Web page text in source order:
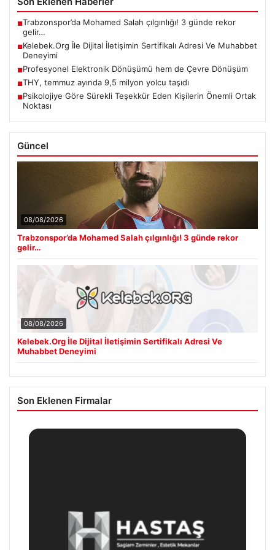
■Trabzonspor’da Mohamed Salah çılgınlığı! 3 günde rekor
gelir…
■Kelebek.Org İle Dijital İletişimin Sertifikalı Adresi Ve Muhabbet
Deneyimi
■Profesyonel Elektronik Dönüşümü hem de Çevre Dönüşüm
■THY, temmuz ayında 9,5 milyon yolcu taşıdı
■Psikolojiye Göre Sürekli Teşekkür Eden Kişilerin Önemli Ortak
Noktası
Güncel
08/08/2026
Trabzonspor’da Mohamed Salah çılgınlığı! 3 günde rekor
gelir…
08/08/2026
Kelebek.Org İle Dijital İletişimin Sertifikalı Adresi Ve
Muhabbet Deneyimi
Son Eklenen Firmalar